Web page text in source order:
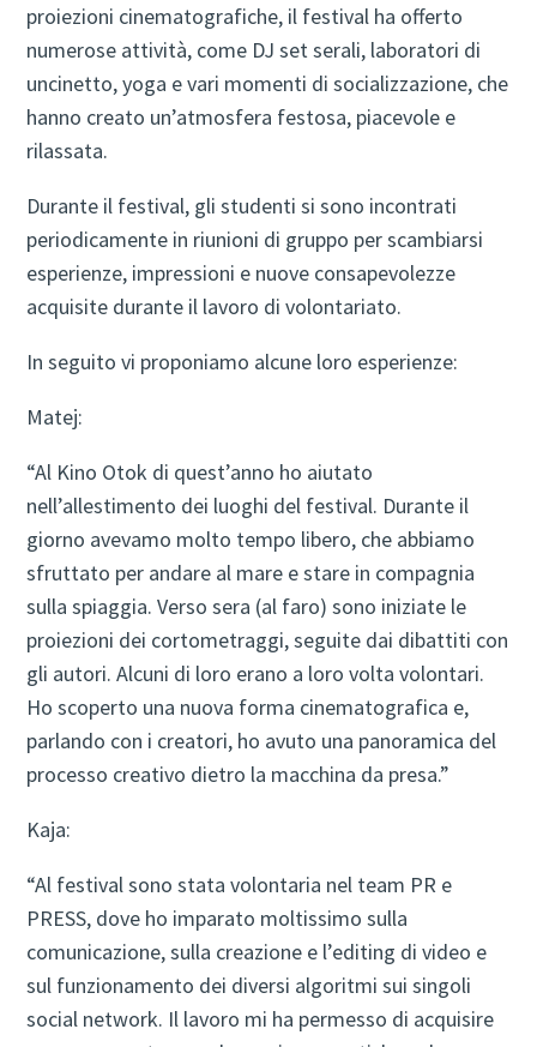
proiezioni cinematografiche, il festival ha offerto
numerose attività, come DJ set serali, laboratori di
uncinetto, yoga e vari momenti di socializzazione, che
hanno creato un’atmosfera festosa, piacevole e
rilassata.
Durante il festival, gli studenti si sono incontrati
periodicamente in riunioni di gruppo per scambiarsi
esperienze, impressioni e nuove consapevolezze
acquisite durante il lavoro di volontariato.
In seguito vi proponiamo alcune loro esperienze:
Matej:
“Al Kino Otok di quest’anno ho aiutato
nell’allestimento dei luoghi del festival. Durante il
giorno avevamo molto tempo libero, che abbiamo
sfruttato per andare al mare e stare in compagnia
sulla spiaggia. Verso sera (al faro) sono iniziate le
proiezioni dei cortometraggi, seguite dai dibattiti con
gli autori. Alcuni di loro erano a loro volta volontari.
Ho scoperto una nuova forma cinematografica e,
parlando con i creatori, ho avuto una panoramica del
processo creativo dietro la macchina da presa.”
Kaja:
“Al festival sono stata volontaria nel team PR e
PRESS, dove ho imparato moltissimo sulla
comunicazione, sulla creazione e l’editing di video e
sul funzionamento dei diversi algoritmi sui singoli
social network. Il lavoro mi ha permesso di acquisire